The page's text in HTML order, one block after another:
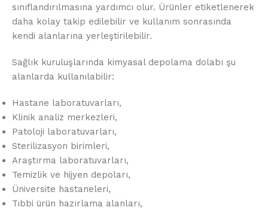
sınıflandırılmasına yardımcı olur. Ürünler etiketlenerek
daha kolay takip edilebilir ve kullanım sonrasında
kendi alanlarına yerleştirilebilir.
Sağlık kuruluşlarında kimyasal depolama dolabı şu
alanlarda kullanılabilir:
Hastane laboratuvarları,
Klinik analiz merkezleri,
Patoloji laboratuvarları,
Sterilizasyon birimleri,
Araştırma laboratuvarları,
Temizlik ve hijyen depoları,
Üniversite hastaneleri,
Tıbbi ürün hazırlama alanları,